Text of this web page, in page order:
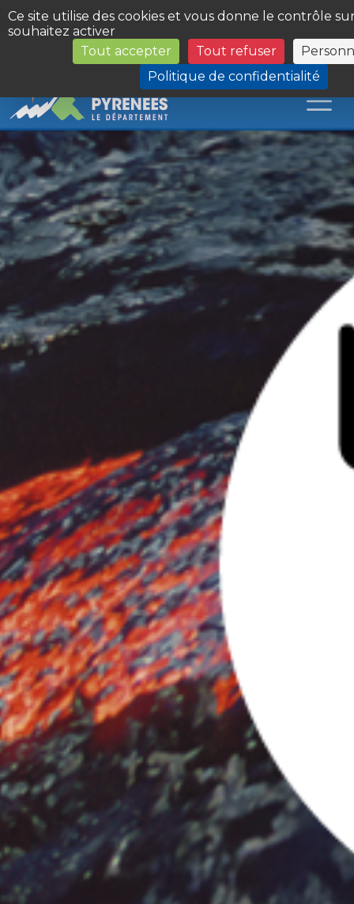
Panneau de gestion des cookies
Ce site utilise des cookies et vous donne le contrôle
souhaitez activer
Tout accepter
Tout refuser
Politique de confidentialité
Les Sites du Département